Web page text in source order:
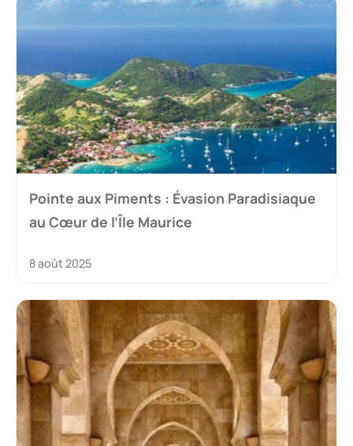
Pointe aux Piments : Évasion Paradisiaque
au Cœur de l’Île Maurice
8 août 2025